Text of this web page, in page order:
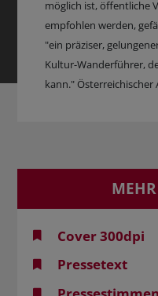
möglich ist, öffentliche
empfohlen werden,
"ein präziser, gelungener
Kultur-Wanderführer,
kann." Österreichischer
Cover 300dpi
Pressetext